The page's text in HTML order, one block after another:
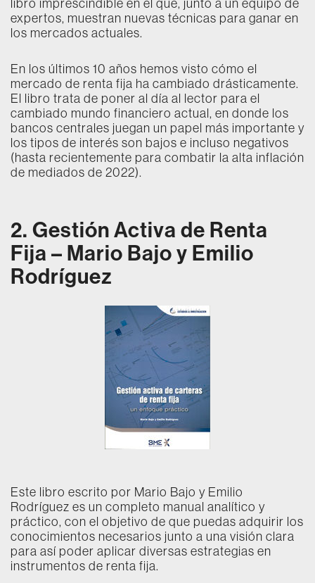
libro imprescindible en el que, junto a un equipo de
expertos, muestran nuevas técnicas para ganar en
los mercados actuales.
En los últimos 10 años hemos visto cómo el
mercado de renta fija ha cambiado drásticamente.
El libro trata de poner al día al lector para el
cambiado mundo financiero actual, en donde los
bancos centrales juegan un papel más importante y
los tipos de interés son bajos e incluso negativos
(hasta recientemente para combatir la alta inflación
de mediados de 2022).
2. Gestión Activa de Renta
Fija – Mario Bajo y Emilio
Rodríguez
Este libro escrito por Mario Bajo y Emilio
Rodríguez es un completo manual analítico y
práctico, con el objetivo de que puedas adquirir los
conocimientos necesarios junto a una visión clara
para así poder aplicar diversas estrategias en
instrumentos de renta fija.